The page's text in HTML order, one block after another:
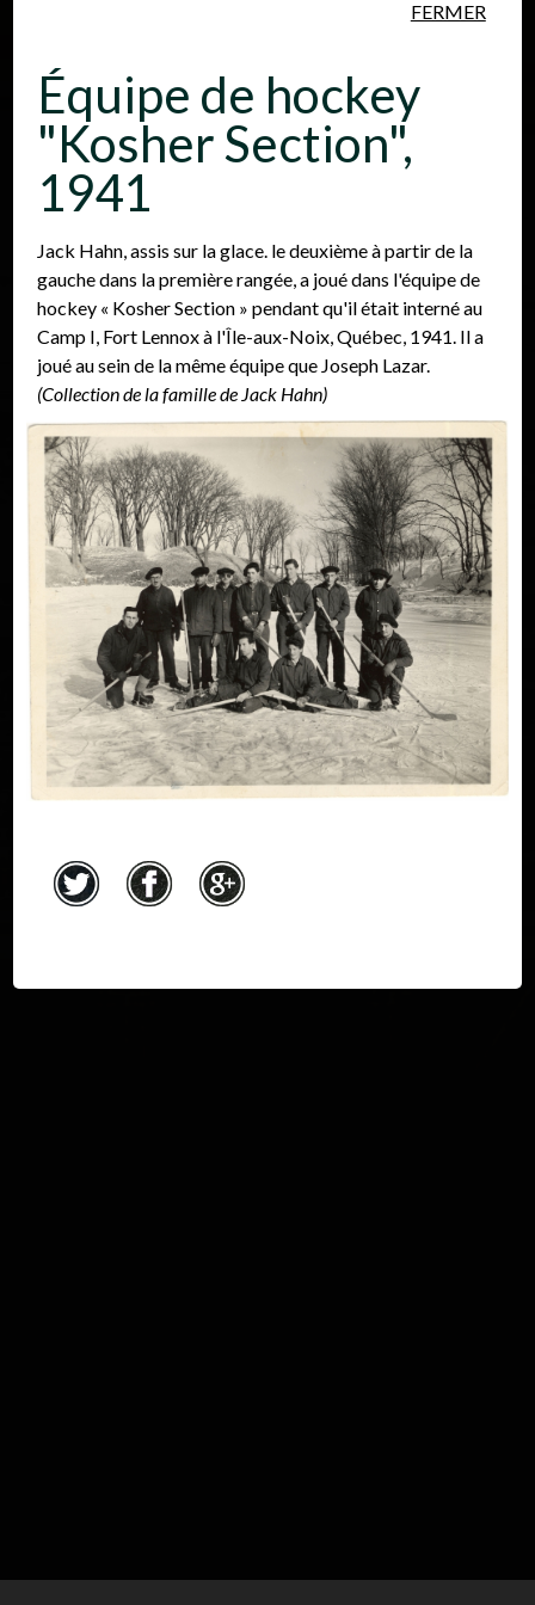
Personnes Lieux Événements
Équipe de hockey
"Kosher Section",
1941
FERMER
Jack Hahn, assis sur la glace. le deuxième à partir de la
gauche dans la première rangée, a joué dans l'équipe de
hockey « Kosher Section » pendant qu'il était interné au
Camp I, Fort Lennox à l'Île-aux-Noix, Québec, 1941. Il a
joué au sein de la même équipe que Joseph Lazar.
(Collection de la famille de Jack Hahn)